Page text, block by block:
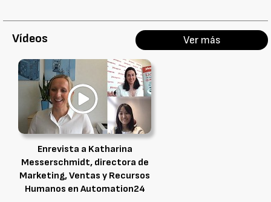
Vídeos Ver más
Enrevista a Katharina
Messerschmidt, directora de
Marketing, Ventas y Recursos
Humanos en Automation24